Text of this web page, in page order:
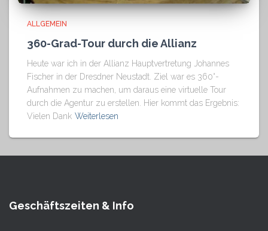
ALLGEMEIN
360-Grad-Tour durch die Allianz
Heute war ich in der Allianz Hauptvertretung Johannes
Fischer in der Dresdner Neustadt. Ziel war es 360°-
Aufnahmen zu machen, um daraus eine virtuelle Tour
durch die Agentur zu erstellen. Hier kommt das Ergebnis:
Vielen Dank Weiterlesen
Geschäftszeiten & Info